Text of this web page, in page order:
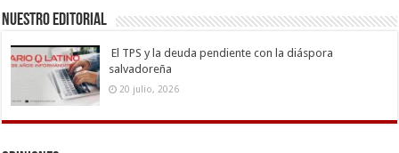
Nuestro Editorial
El TPS y la deuda pendiente con la diáspora
salvadoreña
20 julio, 2026